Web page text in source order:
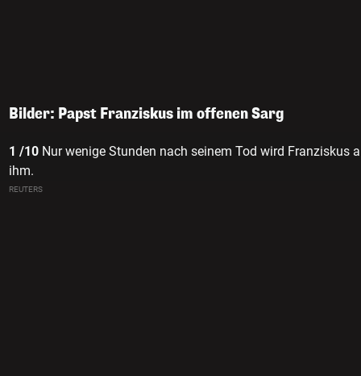
Bilder: Papst Franziskus im offenen Sarg
1 /10 Nur wenige Stunden nach seinem Tod wird Franziskus
ihm.
REUTERS